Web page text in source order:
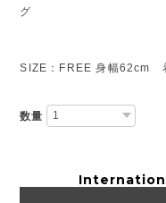
グ
SIZE：FREE 身幅62cm
数量